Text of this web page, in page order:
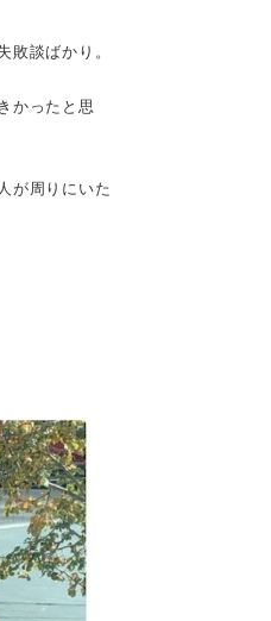
談ばかり。
かったと思
が周りにいた